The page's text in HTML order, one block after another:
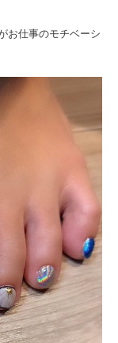
お仕事のモチベーシ